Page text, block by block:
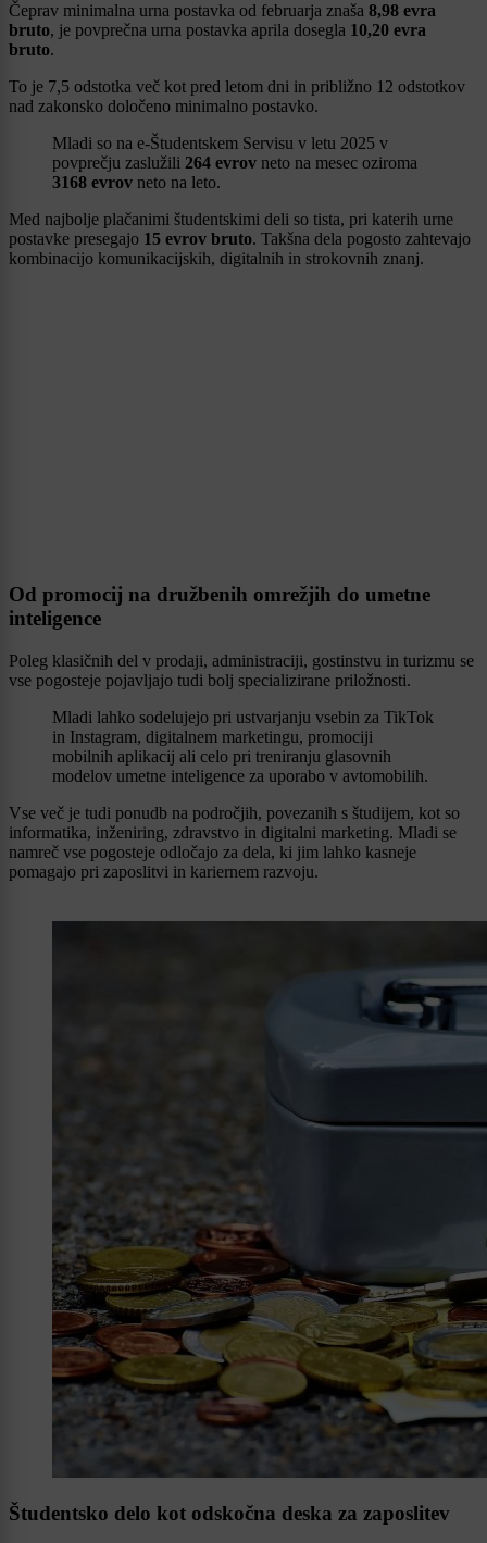
Čeprav minimalna urna postavka od februarja znaša 8,98 evra
bruto, je povprečna urna postavka aprila dosegla 10,20 evra
bruto.
To je 7,5 odstotka več kot pred letom dni in približno 12 odstotkov
nad zakonsko določeno minimalno postavko.
Mladi so na e-Študentskem Servisu v letu 2025 v
povprečju zaslužili 264 evrov neto na mesec oziroma
3168 evrov neto na leto.
Med najbolje plačanimi študentskimi deli so tista, pri katerih urne
postavke presegajo 15 evrov bruto. Takšna dela pogosto zahtevajo
kombinacijo komunikacijskih, digitalnih in strokovnih znanj.
Od promocij na družbenih omrežjih do umetne
inteligence
Poleg klasičnih del v prodaji, administraciji, gostinstvu in turizmu se
vse pogosteje pojavljajo tudi bolj specializirane priložnosti.
Mladi lahko sodelujejo pri ustvarjanju vsebin za TikTok
in Instagram, digitalnem marketingu, promociji
mobilnih aplikacij ali celo pri treniranju glasovnih
modelov umetne inteligence za uporabo v avtomobilih.
Vse več je tudi ponudb na področjih, povezanih s študijem, kot so
informatika, inženiring, zdravstvo in digitalni marketing. Mladi se
namreč vse pogosteje odločajo za dela, ki jim lahko kasneje
pomagajo pri zaposlitvi in kariernem razvoju.
Študentsko delo kot odskočna deska za zaposlitev